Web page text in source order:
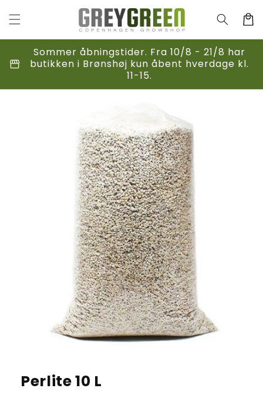
indhold
storefront
Sommer åbningstider. Fra 10/8 - 21/8 har
butikken i Brønshøj kun åbent hverdage kl.
11-15.
Perlite 10 L